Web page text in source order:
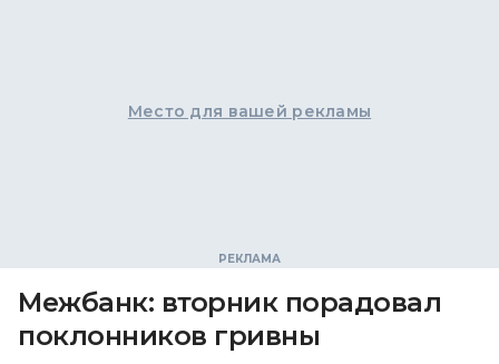
Место для вашей рекламы
Межбанк: вторник порадовал
поклонников гривны